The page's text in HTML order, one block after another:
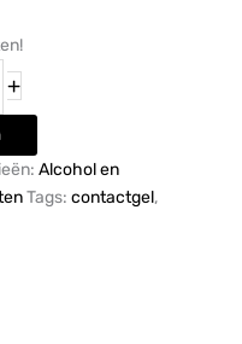
+
Alcohol en
Tags: contactgel,